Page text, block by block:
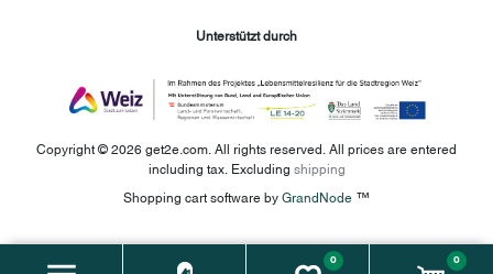
0 0
Unterstützt durch
Copyright © 2026 get2e.com. All rights reserved. All prices are entered
including tax. Excluding shipping
Shopping cart software byGrandNode ™